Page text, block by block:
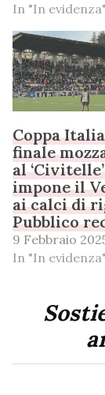
In "In evidenza"
Coppa
finale
al
impone il
ai calci di
Pubblico
9 Febbraio
In "In evidenza"